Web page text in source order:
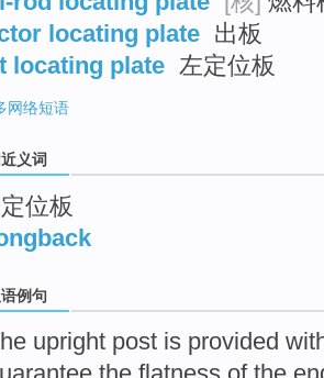
locating plate 出板
locating plate 左定位板
网络短语
义词
位板
例句
upright post is provided